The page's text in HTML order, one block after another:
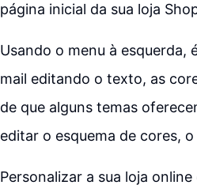
página inicial da sua loja
Usando o menu à
mail editando o texto, as
de que alguns temas
editar o esquema de cores,
Personalizar a sua loja